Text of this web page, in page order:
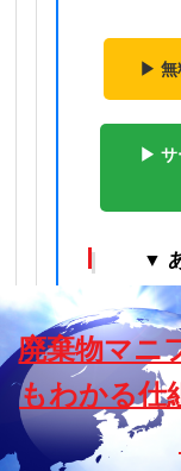
▶ 無
▶ サ
▼
廃棄物マニ
もわかる仕